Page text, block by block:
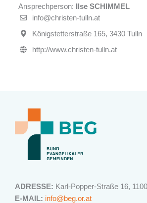
Ansprechperson:
Ilse SCHIMMEL
info@christen-tulln.at
Königstetterstraße 165, 3430 Tulln
http://www.christen-tulln.at
ADRESSE: Karl-Popper-Straße 16,
E-MAIL: info@beg.or.at